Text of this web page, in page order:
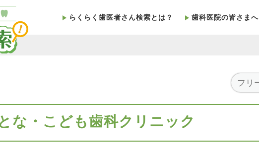
らくらく歯医者さん検索とは？ 歯科医院の皆さまへ
な・こども歯科クリニック